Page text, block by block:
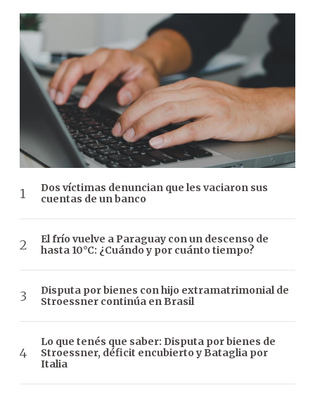
Dos víctimas denuncian que les vaciaron sus
cuentas de un banco
El frío vuelve a Paraguay con un descenso de
hasta 10°C: ¿Cuándo y por cuánto tiempo?
Disputa por bienes con hijo extramatrimonial de
Stroessner continúa en Brasil
Lo que tenés que saber: Disputa por bienes de
Stroessner, déficit encubierto y Bataglia por
Italia